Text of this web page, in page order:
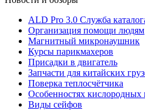
ALD Pro 3.0 Служба
Организация помощи людям
Магнитный микронаушник
Курсы парикмахеров
Присадки в двигатель
Запчасти для китайских
Поверка теплосчётчика
Особенностях кислородных
Виды сейфов